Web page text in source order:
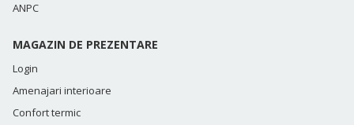
ANPC
MAGAZIN DE PREZENTARE
Login
Amenajari interioare
Confort termic